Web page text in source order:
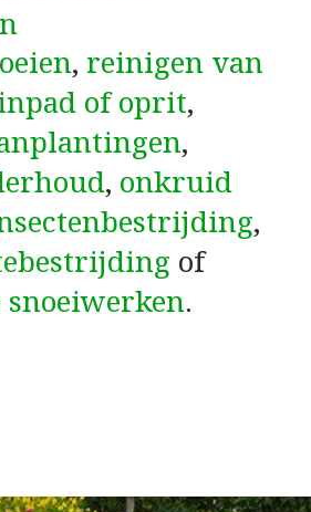
, reinigen van
of oprit,
,
, onkruid
,
of
snoeiwerken.